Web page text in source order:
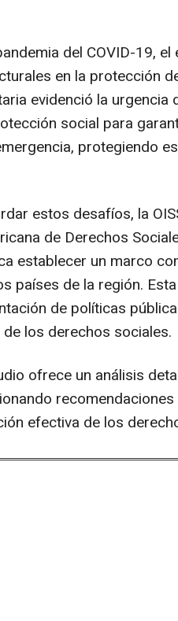
del COVID-19,
en la protección
evidenció la
social para
protegiendo
estos desafíos, la
de Derechos
establecer un marco
países de la región.
de políticas
los derechos sociales.
ofrece un análisis
efectiva de los